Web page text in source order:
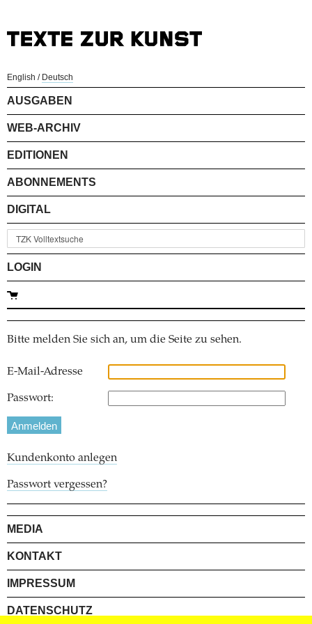
English / Deutsch
AUSGABEN
WEB-ARCHIV
EDITIONEN
ABONNEMENTS
DIGITAL
LOGIN
Bitte melden Sie sich an, um die Seite zu sehen.
E-Mail-Adresse
Passwort:
Kundenkonto anlegen
Passwort vergessen?
MEDIA
KONTAKT
IMPRESSUM
DATENSCHUTZ